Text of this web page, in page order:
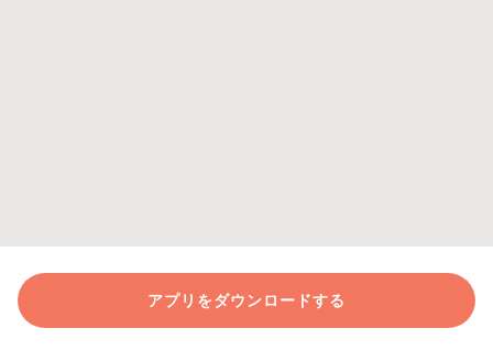
アプリをダウンロードする